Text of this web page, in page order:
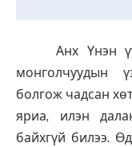
Анх Үнэн үү
монголчуудын
болгож чадсан
яриа, илэн
байхгүй билээ.